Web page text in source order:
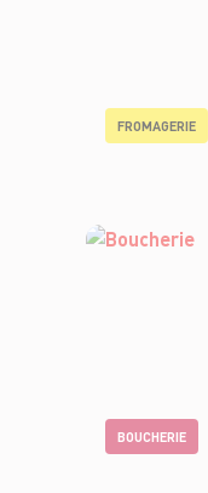
FROMAGERIE
BOUCHERIE